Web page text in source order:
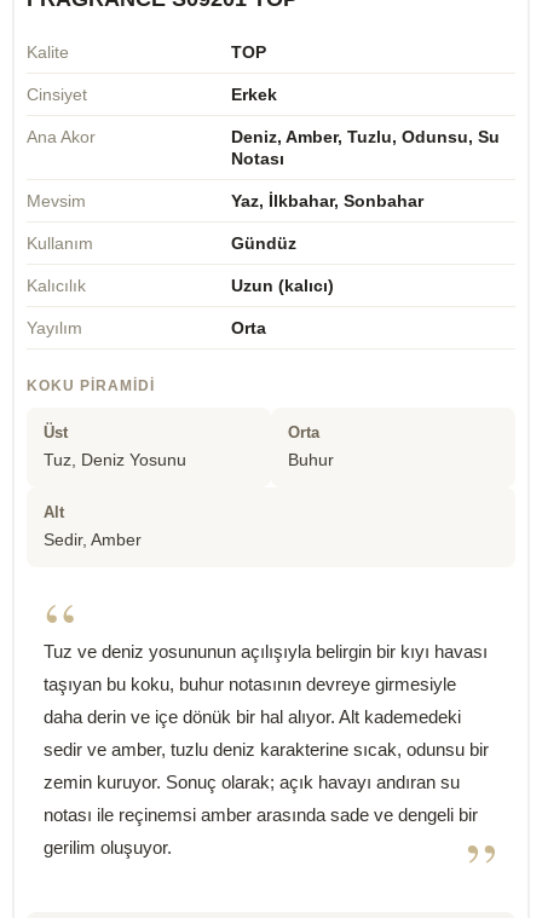
Kalite TOP
Cinsiyet Erkek
Ana Akor
Deniz, Amber, Tuzlu, Odunsu, Su
Notası
Mevsim Yaz, İlkbahar, Sonbahar
Kullanım Gündüz
Kalıcılık Uzun (kalıcı)
Yayılım Orta
KOKU PIRAMIDI
Üst
Tuz, Deniz Yosunu
Orta
Buhur
Alt
Sedir, Amber
“
Tuz ve deniz yosununun açılışıyla belirgin bir kıyı havası
taşıyan bu koku, buhur notasının devreye girmesiyle
daha derin ve içe dönük bir hal alıyor. Alt kademedeki
sedir ve amber, tuzlu deniz karakterine sıcak, odunsu bir
zemin kuruyor. Sonuç olarak; açık havayı andıran su
notası ile reçinemsi amber arasında sade ve dengeli bir
gerilim oluşuyor.
”